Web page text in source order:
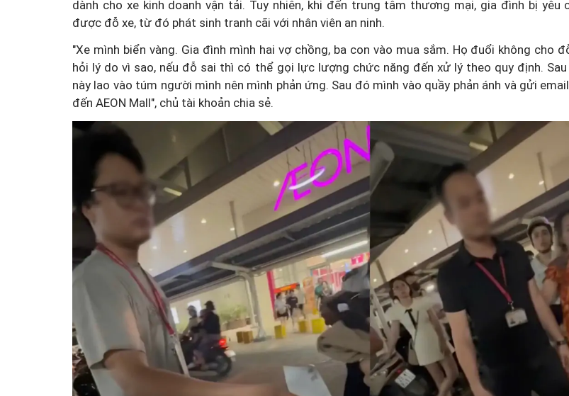
dành cho xe kinh doanh vận tải. Tuy nhiên, khi đến trung tâm thương mại, gia đình bị yêu
được đỗ xe, từ đó phát sinh tranh cãi với nhân viên an ninh.
"Xe mình biển vàng. Gia đình mình hai vợ chồng, ba con vào mua sắm. Họ đuổi không cho
hỏi lý do vì sao, nếu đỗ sai thì có thể gọi lực lượng chức năng đến xử lý theo quy định.
này lao vào túm người mình nên mình phản ứng. Sau đó mình vào quầy phản ánh và gửi
đến AEON Mall", chủ tài khoản chia sẻ.